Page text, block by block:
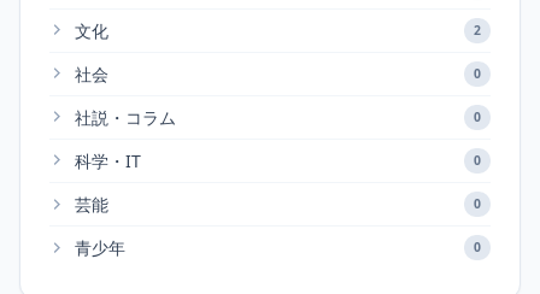
文化 2
社会 0
社説・コラム 0
科学・IT 0
芸能 0
青少年 0